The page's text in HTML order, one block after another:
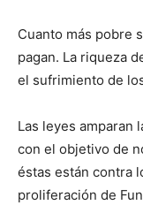
Cuanto más pobre
pagan. La riqueza
el sufrimiento de
Las leyes amparan
con el objetivo de
éstas están contra
proliferación de